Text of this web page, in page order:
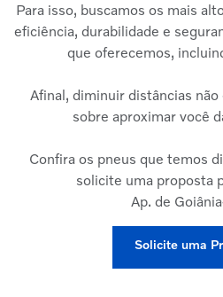
Para isso, buscamos os mais
eficiência, durabilidade e
que oferecemos,
Afinal, diminuir distâncias
sobre aproximar você
Confira os pneus que temos
solicite uma proposta
Ap. de
Solicite uma